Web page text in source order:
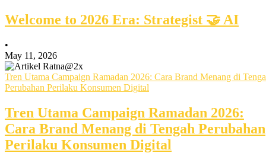
Welcome to 2026 Era: Strategist 🤝 AI
•
May 11, 2026
Tren Utama Campaign Ramadan 2026: Cara Brand Menang di
Perubahan Perilaku Konsumen Digital
Tren Utama Campaign Ramadan 2026:
Cara Brand Menang di Tengah Perubahan
Perilaku Konsumen Digital